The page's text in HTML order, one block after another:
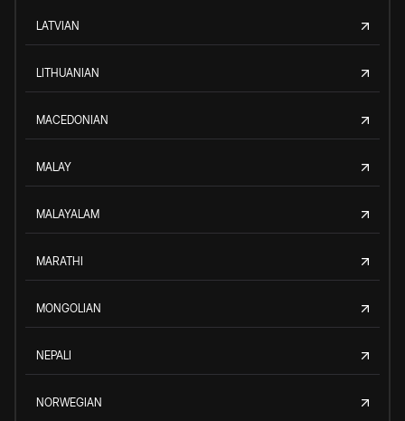
LATVIAN
LITHUANIAN
MACEDONIAN
MALAY
MALAYALAM
MARATHI
MONGOLIAN
NEPALI
NORWEGIAN